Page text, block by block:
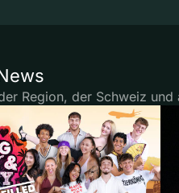
Region, der Schweiz und